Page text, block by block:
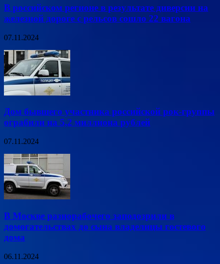
В российском регионе в результате диверсии на
железной дороге с рельсов сошло 22 вагона
07.11.2024
Дом бывшего участника российской рок-группы
ограбили на 5,2 миллиона рублей
07.11.2024
В Москве разнорабочего заподозрили в
домогательствах до сына владелицы гостевого
дома
06.11.2024